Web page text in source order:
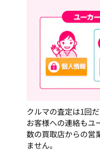
クルマの査定は1回だ
お客様への連絡もユ
数の買取店からの営
ません。